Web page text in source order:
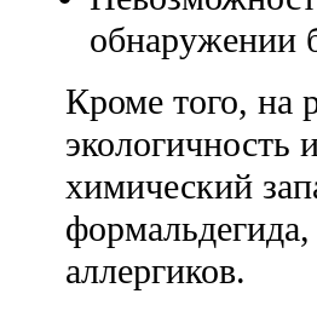
обнаружении
Кроме того, на
экологичность
химический
аллергиков.